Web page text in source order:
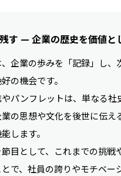
残す — 企業の歴史を価値と
企業の歩みを「記録」し、
の機会です。
パンフレットは、単なる社
業の思想や文化を後世に伝え
します。
目として、これまでの挑戦
とで、社員の誇りやモチベー